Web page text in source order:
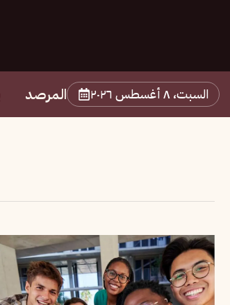
السبت، ٨ أغسطس ٢٠٢٦ المرصد